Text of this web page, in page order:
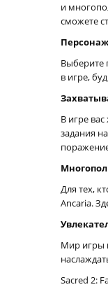
и
сможете
Выберите
в игре,
В игре
задания
Для тех,
Ancaria.
Мир игры
Sacred 2: